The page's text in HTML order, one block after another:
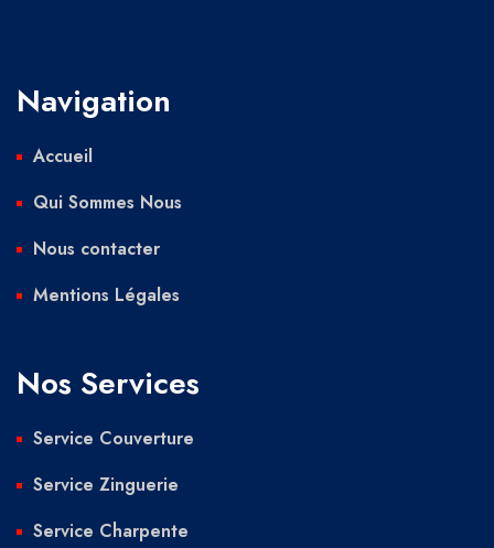
Navigation
Accueil
Qui Sommes Nous
Nous contacter
Mentions Légales
Nos Services
Service Couverture
Service Zinguerie
Service Charpente